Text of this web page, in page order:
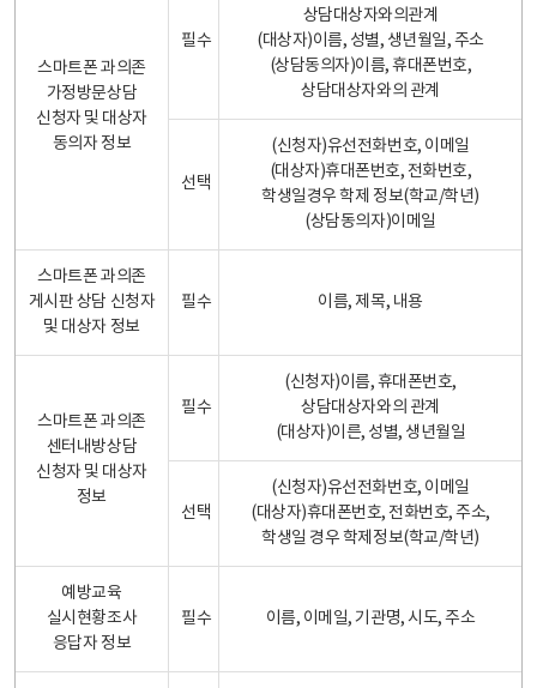
스마트폰 과의존
가정방문상담
신청자 및 대상자
동의자 정보
필수
상담대상자와의관계
(대상자)이름, 성별, 생년월일, 주소
(상담동의자)이름, 휴대폰번호,
상담대상자와의 관계
선택
(신청자)유선전화번호, 이메일
(대상자)휴대폰번호, 전화번호,
학생일경우 학제 정보(학교/학년)
(상담동의자)이메일
스마트폰 과의존
게시판 상담 신청자
및 대상자 정보
필수 이름, 제목, 내용
스마트폰 과의존
센터내방상담
신청자 및 대상자
정보
필수
(신청자)이름, 휴대폰번호,
상담대상자와의 관계
(대상자)이른, 성별, 생년월일
선택
(신청자)유선전화번호, 이메일
(대상자)휴대폰번호, 전화번호, 주소,
학생일 경우 학제정보(학교/학년)
예방교육
실시현황조사
응답자 정보
필수 이름, 이메일, 기관명, 시도, 주소